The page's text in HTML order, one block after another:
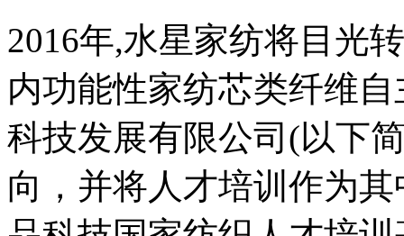
2016年,水星家纺将目光
内功能性家纺芯类纤维
科技发展有限公司(以下
向，并将人才培训作为